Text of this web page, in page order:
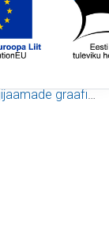
graafikud